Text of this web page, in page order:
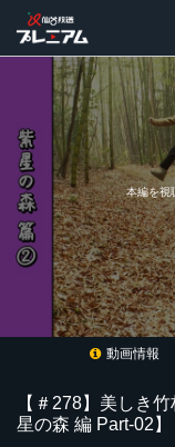
本編を視
動画情報
【＃278】美しき
星の森 編 Part-02】